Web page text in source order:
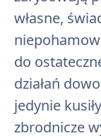
własne,
do
działań
jedynie
zbrodnicze